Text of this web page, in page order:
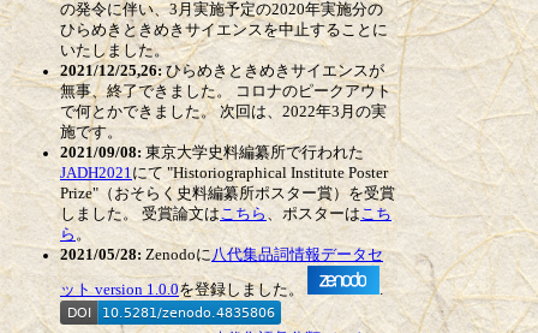
の発令に伴い、3月実施予定の2020年実施分の
ひらめきときめきサイエンスを中止することに
いたしました。
2021/12/25,26:ひらめきときめきサイエンスが
無事、終了できました。 コロナのピークアウト
で何とかできました。 次回は、2022年3月の実
施です。
2021/09/08:東京大学史料編纂所で行われた
JADH2021にて "Historiographical Institute Poster
Prize"（おそらく史料編纂所ポスター賞）を受賞
しました。 受賞論文はこちら 、ポスターはこち
ら 。
2021/05/28: Zenodoに八代集品詞情報データセ
ット version 1.0.0を登録しました。 .